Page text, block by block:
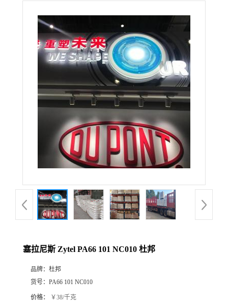
品
厅
塞拉尼斯 Zytel PA66 101 NC010 杜邦
品牌： 杜邦
货号： PA66 101 NC010
价格： ￥38/千克